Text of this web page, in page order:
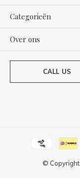
Categorieën
Over ons
CALL US
© Copyright